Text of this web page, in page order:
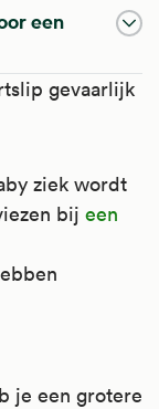
een
gevaarlijk
ziek wordt
bij een
je een grotere